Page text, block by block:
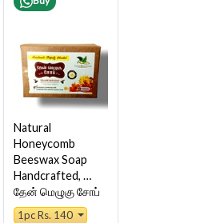
Natural
Honeycomb
Beeswax Soap
Handcrafted, …
தேன் மெழுகு சோப்
1pc Rs. 140